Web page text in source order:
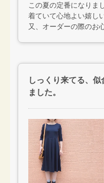
この夏の定番になりま
着ていて心地よい嬉し
又、オーダーの際のお
しっくり来てる、似
ました。